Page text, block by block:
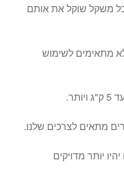
משקל שוקל את אותם
מתאימים לשימוש
מתאים לצרכים שלנו.
יותר מדויקים